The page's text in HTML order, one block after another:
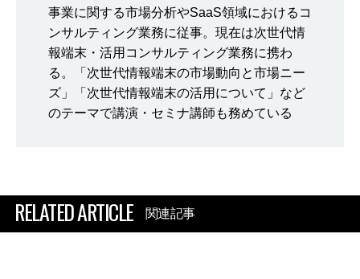
事業に関する市場分析やSaaS領域におけるコ
ンサルティング業務に従事。現在は次世代情
報端末・活用コンサルティング業務に携わ
る。「次世代情報端末の市場動向と市場ニー
ズ」「次世代情報端末の活用について」など
のテーマで講演・セミナ講師も務めている
RELATED ARTICLE 関連記事